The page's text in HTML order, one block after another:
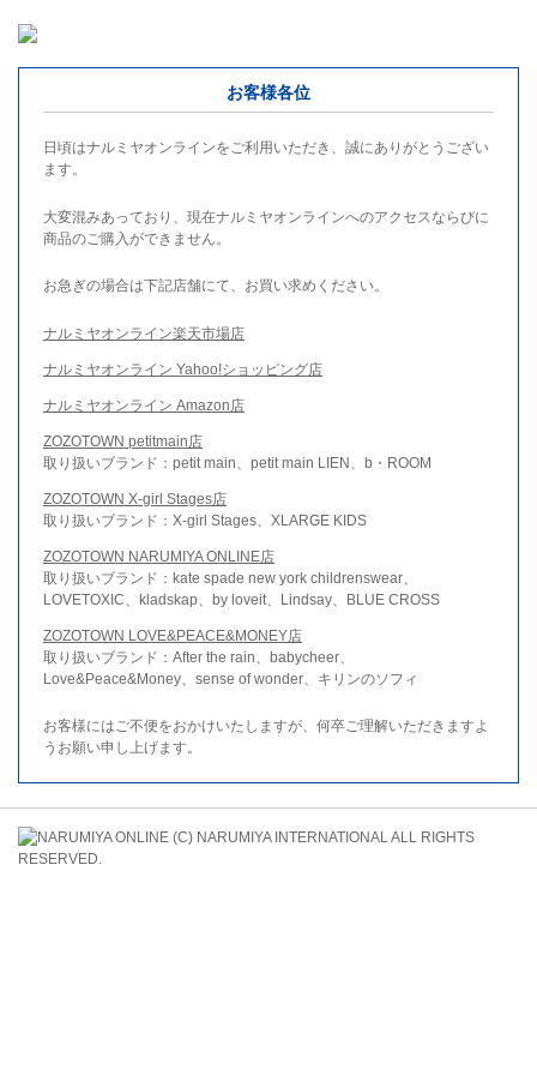
お客様各位
日頃はナルミヤオンラインをご利用いただき、誠にありがとうござい
ます。
大変混みあっており、現在ナルミヤオンラインへのアクセスならびに
商品のご購入ができません。
お急ぎの場合は下記店舗にて、お買い求めください。
ナルミヤオンライン楽天市場店
ナルミヤオンライン Yahoo!ショッピング店
ナルミヤオンライン Amazon店
ZOZOTOWN petitmain店
取り扱いブランド：petit main、petit main LIEN、b・ROOM
ZOZOTOWN X-girl Stages店
取り扱いブランド：X-girl Stages、XLARGE KIDS
ZOZOTOWN NARUMIYA ONLINE店
取り扱いブランド：kate spade new york childrenswear、
LOVETOXIC、kladskap、by loveit、Lindsay、BLUE CROSS
ZOZOTOWN LOVE&PEACE&MONEY店
取り扱いブランド：After the rain、babycheer、
Love&Peace&Money、sense of wonder、キリンのソフィ
お客様にはご不便をおかけいたしますが、何卒ご理解いただきますよ
うお願い申し上げます。